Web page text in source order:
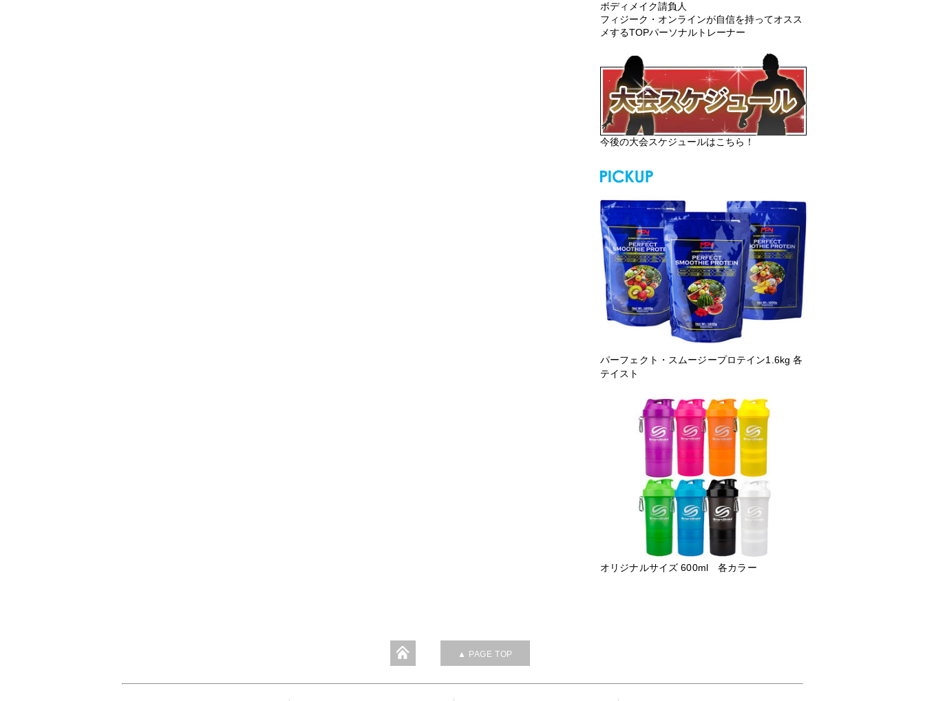
ボディメイク請負人
フィジーク・オンラインが自信を持ってオスス
メするTOPパーソナルトレーナー
今後の大会スケジュールはこちら！
パーフェクト・スムージープロテイン1.6kg 各
テイスト
オリジナルサイズ 600ml 各カラー
▲ PAGE TOP